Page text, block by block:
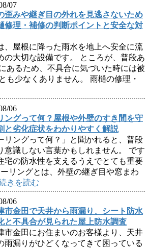
07
歪みや継ぎ目の外れを見逃さないため
修理・補修の判断ポイントと安全な対
、屋根に降った雨水を地上へ安全に流
の大切な設備です。 ところが、普段あ
あるため、不具合に気づいた時には被
も少なくありません。 雨樋の修理・
06
ングって何？屋根や外壁のすき間を守
と劣化症状をわかりやすく解説
リングって何？」と聞かれると、普段
意識しない言葉かもしれません。 です
宅の防水性を支えるうえでとても重要
リングとは、外壁の継ぎ目や窓まわ
きを読む
06
市金田で天井から雨漏り、シート防水
と不具合が見られた屋上防水調査
市金田にお住まいのお客様より、天井
雨漏りがひどくなってきて困っている